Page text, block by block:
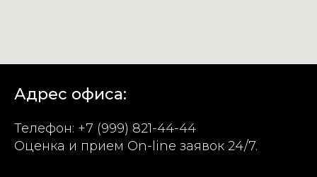
Адрес офиса:
Телефон: +7 (999) 821-44-44
Оценка и прием On-line заявок 24/7.